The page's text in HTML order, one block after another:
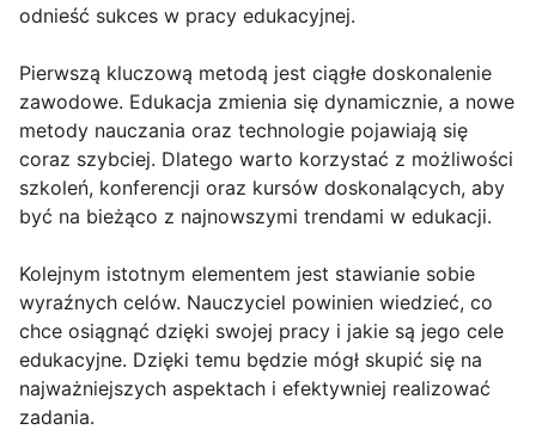
odnieść sukces w pracy edukacyjnej.
Pierwszą kluczową metodą jest ciągłe doskonalenie
zawodowe. Edukacja zmienia się dynamicznie, a nowe
metody nauczania oraz technologie pojawiają się
coraz szybciej. Dlatego warto korzystać z możliwości
szkoleń, konferencji oraz kursów doskonalących, aby
być na bieżąco z najnowszymi trendami w edukacji.
Kolejnym istotnym elementem jest stawianie sobie
wyraźnych celów. Nauczyciel powinien wiedzieć, co
chce osiągnąć dzięki swojej pracy i jakie są jego cele
edukacyjne. Dzięki temu będzie mógł skupić się na
najważniejszych aspektach i efektywniej realizować
zadania.